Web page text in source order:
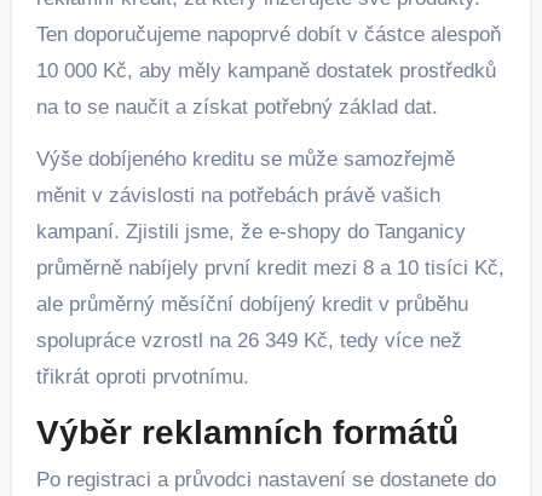
Ten doporučujeme napoprvé dobít v částce alespoň
10 000 Kč, aby měly kampaně dostatek prostředků
na to se naučit a získat potřebný základ dat.
Výše dobíjeného kreditu se může samozřejmě
měnit v závislosti na potřebách právě vašich
kampaní. Zjistili jsme, že e-shopy do Tanganicy
průměrně nabíjely první kredit mezi 8 a 10 tisíci Kč,
ale průměrný měsíční dobíjený kredit v průběhu
spolupráce vzrostl na 26 349 Kč, tedy více než
třikrát oproti prvotnímu.
Výběr reklamních formátů
Po registraci a průvodci nastavení se dostanete do